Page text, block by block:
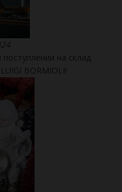
на склад
BORMIOLI!